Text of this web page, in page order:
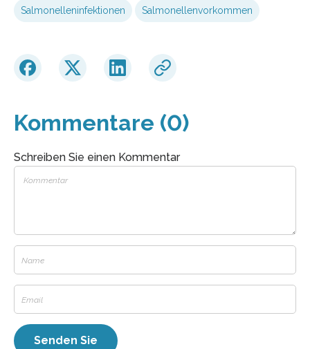
Salmonelleninfektionen Salmonellenvorkommen
Kommentare (0)
Schreiben Sie einen Kommentar